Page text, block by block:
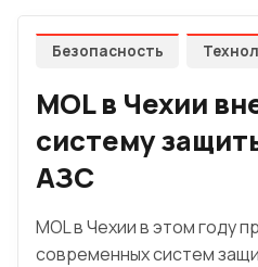
Безопасность
MOL в Чехии
систему
АЗС
MOL в Чехии в этом году
современных систем